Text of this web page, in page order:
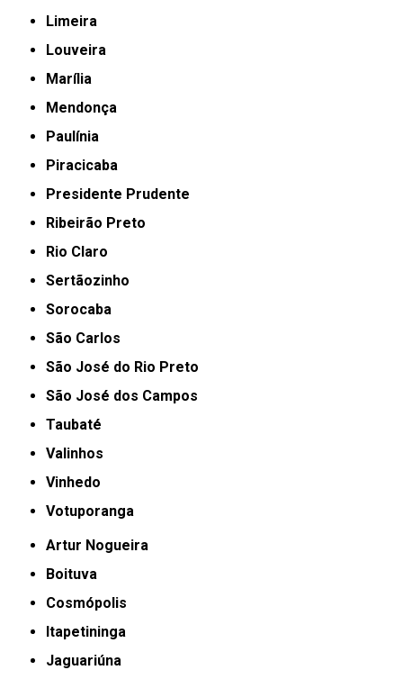
Limeira
Louveira
Marília
Mendonça
Paulínia
Piracicaba
Presidente Prudente
Ribeirão Preto
Rio Claro
Sertãozinho
Sorocaba
São Carlos
São José do Rio Preto
São José dos Campos
Taubaté
Valinhos
Vinhedo
Votuporanga
Artur Nogueira
Boituva
Cosmópolis
Itapetininga
Jaguariúna